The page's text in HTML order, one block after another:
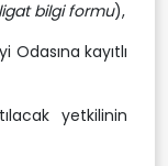
bilgi formu),
kayıtlı
yetkilinin